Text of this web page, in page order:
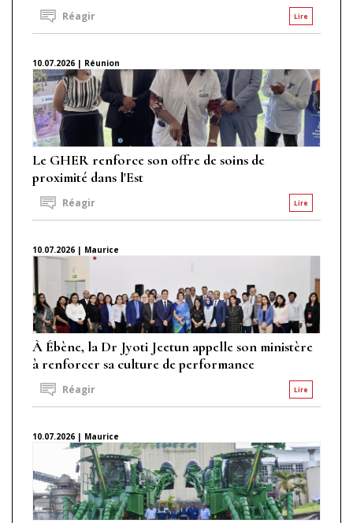
Lire
Réagir
10.07.2026 | Réunion
Le GHER renforce son offre de soins de
proximité dans l'Est
Lire
Réagir
10.07.2026 | Maurice
À Ébène, la Dr Jyoti Jeetun appelle son ministère
à renforcer sa culture de performance
Lire
Réagir
10.07.2026 | Maurice